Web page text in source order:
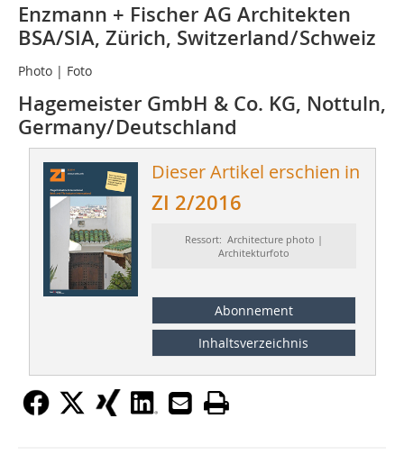
Enzmann + Fischer AG Architekten
BSA/SIA, Zürich, Switzerland / Schweiz
Photo | Foto
Hagemeister GmbH & Co. KG, Nottuln,
Germany/ Deutschland
Dieser Artikel erschien in
ZI 2/2016
Ressort: Architecture photo |
Architekturfoto
Abonnement
Inhaltsverzeichnis